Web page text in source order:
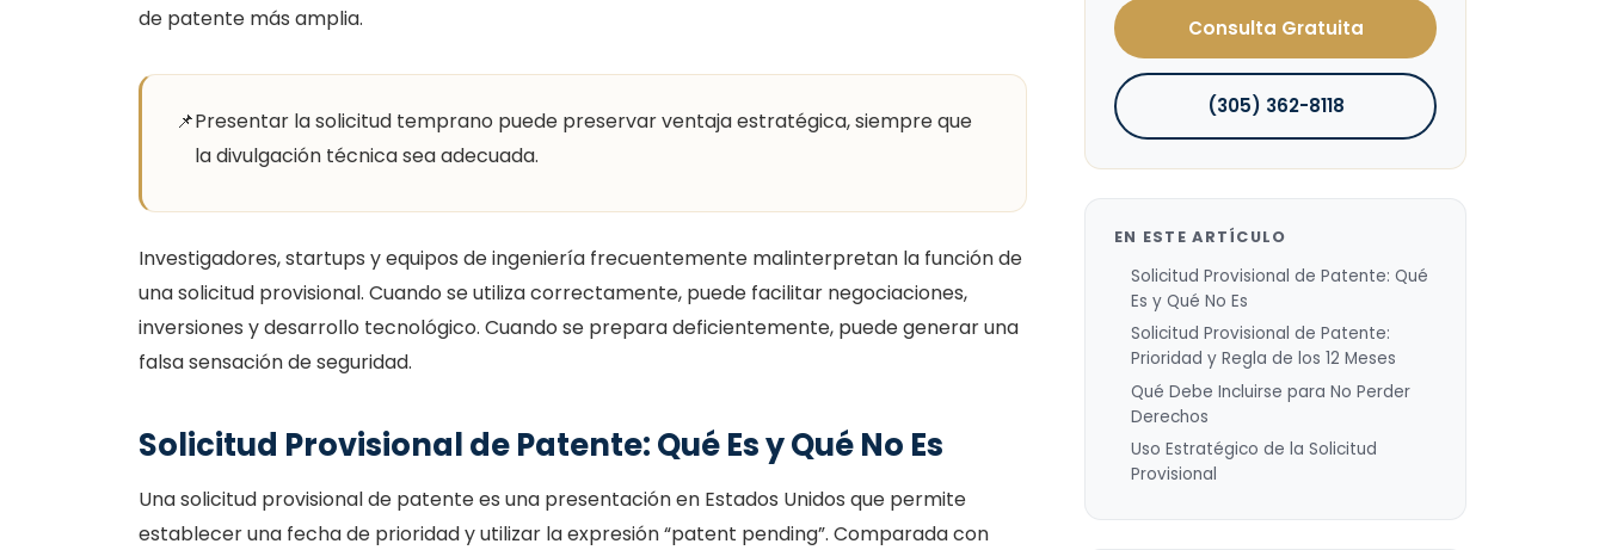
de patente más amplia.
📌Presentar la solicitud temprano puede preservar ventaja estratégica, siempre que
la divulgación técnica sea adecuada.
Investigadores, startups y equipos de ingeniería frecuentemente malinterpretan la función de
una solicitud provisional. Cuando se utiliza correctamente, puede facilitar negociaciones,
inversiones y desarrollo tecnológico. Cuando se prepara deficientemente, puede generar una
falsa sensación de seguridad.
Solicitud Provisional de Patente: Qué Es y Qué No Es
Una solicitud provisional de patente es una presentación en Estados Unidos que permite
establecer una fecha de prioridad y utilizar la expresión “patent pending”. Comparada con
Consulta Gratuita
(305) 362-8118
EN ESTE ARTÍCULO
Solicitud Provisional de Patente: Qué
Es y Qué No Es
Solicitud Provisional de Patente:
Prioridad y Regla de los 12 Meses
Qué Debe Incluirse para No Perder
Derechos
Uso Estratégico de la Solicitud
Provisional